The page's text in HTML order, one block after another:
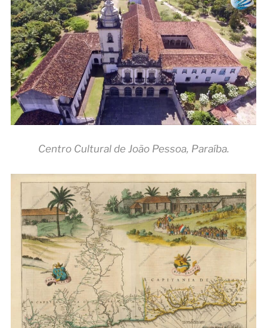
Centro Cultural de João Pessoa, Paraíba.